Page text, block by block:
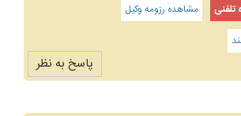
مشاهده رزومه وکیل
پاسخ به نظر